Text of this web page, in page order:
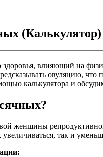
(Калькулятор)
влияющий на
овуляцию,
калькулятора и
женщины
так и